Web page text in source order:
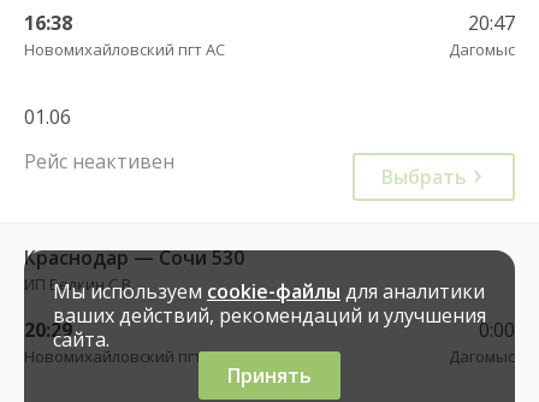
16:38
Новомихайловский пгт АС
20:47
Дагомыс
01.06
Рейс неактивен
Выбрать
Краснодар — Сочи 530
ИП Белкин С.В.
20:29
Новомихайловский пгт АС
0:00
Дагомыс
Мы используем cookie-файлы для аналитики
ваших действий, рекомендаций и улучшения
сайта.
Принять